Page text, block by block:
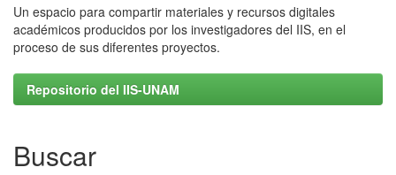
Un espacio para compartir materiales y recursos digitales
académicos producidos por los investigadores del IIS, en el
proceso de sus diferentes proyectos.
Repositorio del IIS-UNAM
Buscar